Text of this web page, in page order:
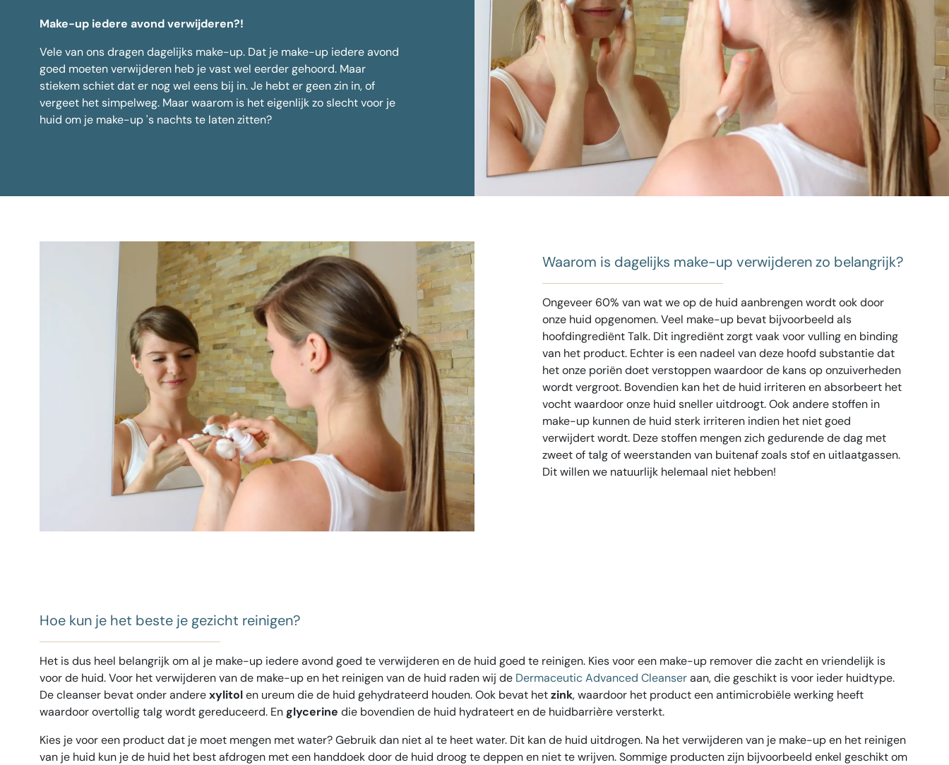
Face Slimming
Putjes in kin
Veelgestelde vragen over Botox
Ingevallen wangen filler
Alle behandelingen Huidverjonging
Make-up iedere avond verwijderen?!
Vele van ons dragen dagelijks make-up. Dat je make-up iedere avond
goed moeten verwijderen heb je vast wel eerder gehoord. Maar
stiekem schiet dat er nog wel eens bij in. Je hebt er geen zin in, of
vergeet het simpelweg. Maar waarom is het eigenlijk zo slecht voor je
huid om je make-up 's nachts te laten zitten?
Waarom is dagelijks make-up verwijderen zo belangrijk?
Ongeveer 60% van wat we op de huid aanbrengen wordt ook door
onze huid opgenomen. Veel make-up bevat bijvoorbeeld als
hoofdingrediënt Talk. Dit ingrediënt zorgt vaak voor vulling en binding
van het product. Echter is een nadeel van deze hoofd substantie dat
het onze poriën doet verstoppen waardoor de kans op onzuiverheden
wordt vergroot. Bovendien kan het de huid irriteren en absorbeert het
vocht waardoor onze huid sneller uitdroogt. Ook andere stoffen in
make-up kunnen de huid sterk irriteren indien het niet goed
verwijdert wordt. Deze stoffen mengen zich gedurende de dag met
zweet of talg of weerstanden van buitenaf zoals stof en uitlaatgassen.
Dit willen we natuurlijk helemaal niet hebben!
Hoe kun je het beste je gezicht reinigen?
Het is dus heel belangrijk om al je make-up iedere avond goed te verwijderen en de huid goed te reinigen. Kies voor een make-up remover die zacht en vriendelijk is
voor de huid. Voor het verwijderen van de make-up en het reinigen van de huid raden wij de Dermaceutic Advanced Cleanseraan, die geschikt is voor ieder huidtype.
De cleanser bevat onder anderexylitolen ureum die de huid gehydrateerd houden. Ook bevat hetzink, waardoor het product een antimicrobiële werking heeft
waardoor overtollig talg wordt gereduceerd. Englycerine die bovendien de huid hydrateert en de huidbarrière versterkt.
Kies je voor een product dat je moet mengen met water? Gebruik dan niet al te heet water. Dit kan de huid uitdrogen. Na het verwijderen van je make-up en het reinigen
van je huid kun je de huid het best afdrogen met een handdoek door de huid droog te deppen en niet te wrijven. Sommige producten zijn bijvoorbeeld enkel geschikt om